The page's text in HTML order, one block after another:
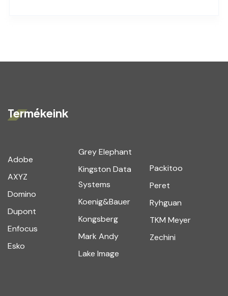
Termékeink
Adobe
AXYZ
Domino
Dupont
Enfocus
Esko
Grey Elephant
Kingston Data
Systems
Koenig&Bauer
Kongsberg
Mark Andy
Lake Image
Packitoo
Peret
Ryhguan
TKM Meyer
Zechini